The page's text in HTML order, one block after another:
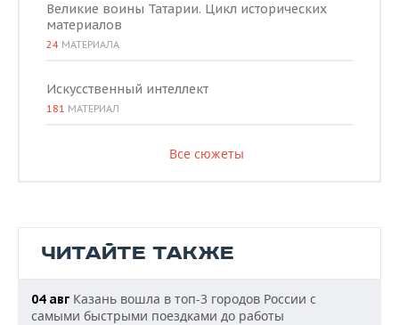
Великие воины Татарии. Цикл исторических
материалов
24 МАТЕРИАЛА
Искусственный интеллект
181 МАТЕРИАЛ
Все сюжеты
ЧИТАЙТЕ ТАКЖЕ
04 авг Казань вошла в топ-3 городов России с
самыми быстрыми поездками до работы